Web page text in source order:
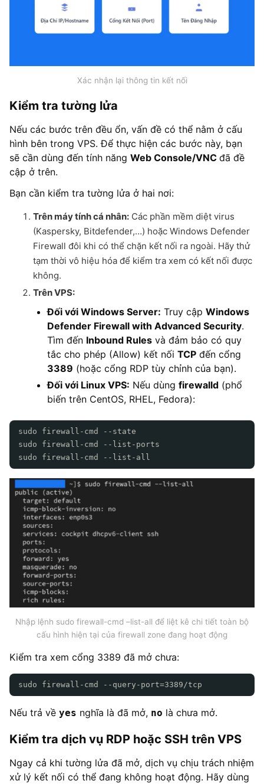
Xác nhận lại thông tin kết nối
Kiểm tra tường lửa
Nếu các bước trên đều ổn, vấn đề có thể nằm ở cấu
hình bên trong VPS. Để thực hiện các bước này, bạn
sẽ cần dùng đến tính năng Web Console/VNC đã đề
cập ở trên.
Bạn cần kiểm tra tường lửa ở hai nơi:
Trên máy tính cá nhân: Các phần mềm diệt virus
(Kaspersky, Bitdefender,…) hoặc Windows Defender
Firewall đôi khi có thể chặn kết nối ra ngoài. Hãy thử
tạm thời vô hiệu hóa để kiểm tra xem có kết nối được
không.
Trên VPS:
Đối với Windows Server: Truy cập Windows
Defender Firewall with Advanced Security.
Tìm đến Inbound Rules và đảm bảo có quy
tắc cho phép (Allow) kết nối TCP đến cổng
3389 (hoặc cổng RDP tùy chỉnh của bạn).
Đối với Linux VPS: Nếu dùng firewalld (phổ
biến trên CentOS, RHEL, Fedora):
sudo firewall-cmd --state
sudo firewall-cmd --list-ports
sudo firewall-cmd --list-all
Nhập lệnh sudo firewall-cmd –list-all để liệt kê chi tiết toàn bộ
cấu hình hiện tại của firewall zone đang hoạt động
Kiểm tra xem cổng 3389 đã mở chưa:
sudo firewall-cmd --query-port=3389/tcp
Nếu trả về yes nghĩa là đã mở, no là chưa mở.
Kiểm tra dịch vụ RDP hoặc SSH trên VPS
Ngay cả khi tường lửa đã mở, dịch vụ chịu trách nhiệm
xử lý kết nối có thể đang không hoạt động. Hãy dùng